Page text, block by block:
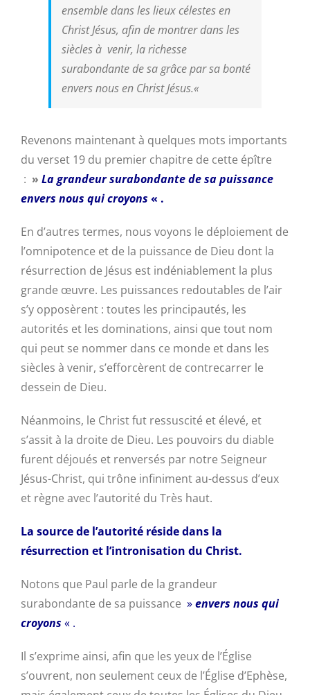
ensemble dans les lieux célestes en
Christ Jésus, afin de montrer dans les
siècles à venir, la richesse
surabondante de sa grâce par sa bonté
envers nous en Christ Jésus.«
Revenons maintenant à quelques mots importants
du verset 19 du premier chapitre de cette épître
: » La grandeur surabondante de sa puissance
envers nous qui croyons « .
En d’autres termes, nous voyons le déploiement de
l’omnipotence et de la puissance de Dieu dont la
résurrection de Jésus est indéniablement la plus
grande œuvre. Les puissances redoutables de l’air
s’y opposèrent : toutes les principautés, les
autorités et les dominations, ainsi que tout nom
qui peut se nommer dans ce monde et dans les
siècles à venir, s’efforcèrent de contrecarrer le
dessein de Dieu.
Néanmoins, le Christ fut ressuscité et élevé, et
s’assit à la droite de Dieu. Les pouvoirs du diable
furent déjoués et renversés par notre Seigneur
Jésus-Christ, qui trône infiniment au-dessus d’eux
et règne avec l’autorité du Très haut.
La source de l’autorité réside dans la
résurrection et l’intronisation du Christ.
Notons que Paul parle de la grandeur
surabondante de sa puissance »envers nous qui
croyons « .
Il s’exprime ainsi, afin que les yeux de l’Église
s’ouvrent, non seulement ceux de l’Église d’Ephèse,